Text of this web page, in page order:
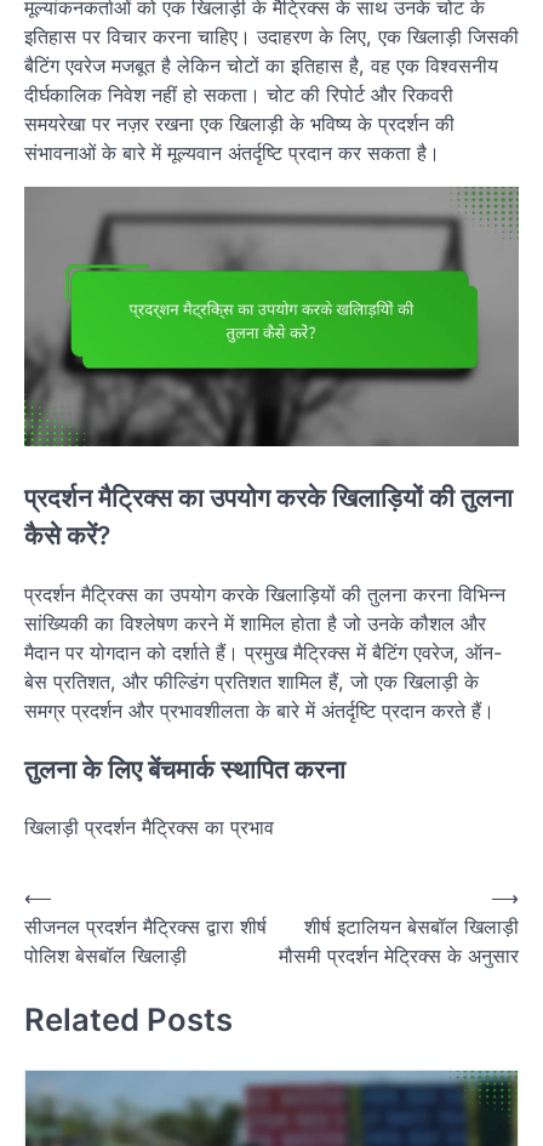
मूल्यांकनकर्ताओं को एक खिलाड़ी के मैट्रिक्स के साथ उनके चोट के
इतिहास पर विचार करना चाहिए। उदाहरण के लिए, एक खिलाड़ी जिसकी
बैटिंग एवरेज मजबूत है लेकिन चोटों का इतिहास है, वह एक विश्वसनीय
दीर्घकालिक निवेश नहीं हो सकता। चोट की रिपोर्ट और रिकवरी
समयरेखा पर नज़र रखना एक खिलाड़ी के भविष्य के प्रदर्शन की
संभावनाओं के बारे में मूल्यवान अंतर्दृष्टि प्रदान कर सकता है।
प्रदर्शन मैट्रिक्स का उपयोग करके खिलाड़ियों की तुलना
कैसे करें?
प्रदर्शन मैट्रिक्स का उपयोग करके खिलाड़ियों की तुलना करना विभिन्न
सांख्यिकी का विश्लेषण करने में शामिल होता है जो उनके कौशल और
मैदान पर योगदान को दर्शाते हैं। प्रमुख मैट्रिक्स में बैटिंग एवरेज, ऑन-
बेस प्रतिशत, और फील्डिंग प्रतिशत शामिल हैं, जो एक खिलाड़ी के
समग्र प्रदर्शन और प्रभावशीलता के बारे में अंतर्दृष्टि प्रदान करते हैं।
तुलना के लिए बेंचमार्क स्थापित करना
खिलाड़ी प्रदर्शन मैट्रिक्स का प्रभाव
P
o
t
a
v
⟵
सीजनल प्रदर्शन मैट्रिक्स द्वारा शीर्ष
पोलिश बेसबॉल खिलाड़ी
शीर्ष इटालियन बेसबॉल खिलाड़ी
मौसमी प्रदर्शन मेट्रिक्स के अनुसार
⟶
Related Posts